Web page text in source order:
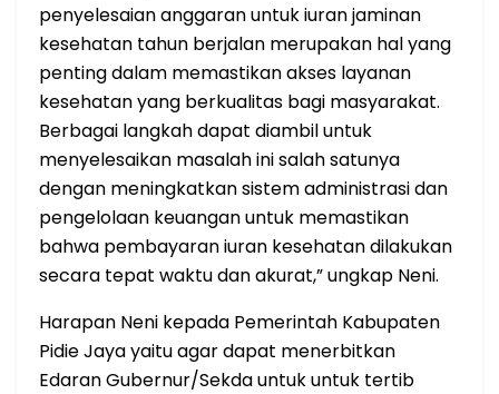
penyelesaian anggaran untuk iuran jaminan
kesehatan tahun berjalan merupakan hal yang
penting dalam memastikan akses layanan
kesehatan yang berkualitas bagi masyarakat.
Berbagai langkah dapat diambil untuk
menyelesaikan masalah ini salah satunya
dengan meningkatkan sistem administrasi dan
pengelolaan keuangan untuk memastikan
bahwa pembayaran iuran kesehatan dilakukan
secara tepat waktu dan akurat,” ungkap Neni.
Harapan Neni kepada Pemerintah Kabupaten
Pidie Jaya yaitu agar dapat menerbitkan
Edaran Gubernur/Sekda untuk untuk tertib